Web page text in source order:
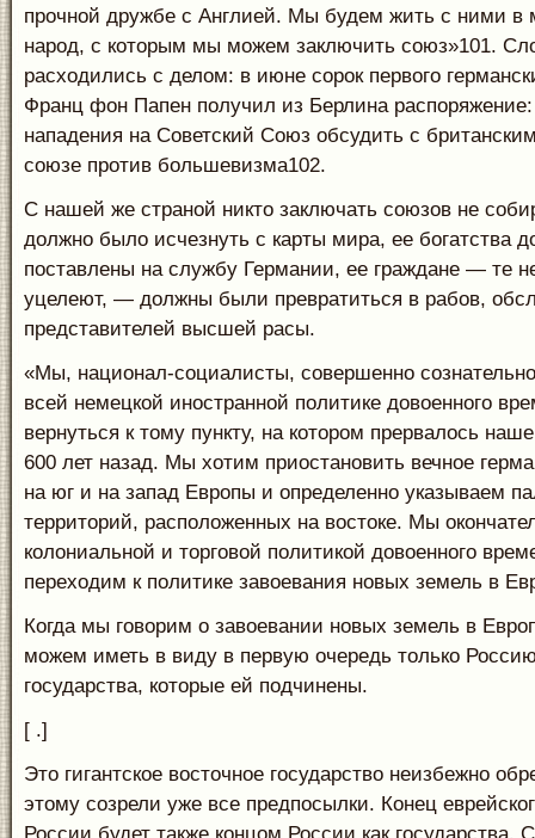
прочной дружбе с Англией. Мы будем жить с ними в
народ, с которым мы можем заключить союз»101.
расходились с делом: в июне сорок первого
Франц фон Папен получил из Берлина
нападения на Советский Союз обсудить с
союзе против большевизма102.
С нашей же страной никто заключать союзов не
должно было исчезнуть с карты мира, ее богатства
поставлены на службу Германии, ее граждане — те
уцелеют, — должны были превратиться в рабов,
представителей высшей расы.
«Мы, национал-социалисты, совершенно
всей немецкой иностранной политике довоенного
вернуться к тому пункту, на котором прервалось
600 лет назад. Мы хотим приостановить вечное
на юг и на запад Европы и определенно указываем
территорий, расположенных на востоке. Мы
колониальной и торговой политикой довоенного
переходим к политике завоевания новых земель в
Когда мы говорим о завоевании новых земель в
можем иметь в виду в первую очередь только
государства, которые ей подчинены.
[ .]
Это гигантское восточное государство неизбежно
этому созрели уже все предпосылки. Конец
России будет также концом России как государства.